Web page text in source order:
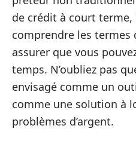
de crédit à court
comprendre les termes
assurer que vous
temps. N’oubliez pas
envisagé comme un
comme une solution à
problèmes d’argent.